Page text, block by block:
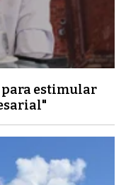
para estimular